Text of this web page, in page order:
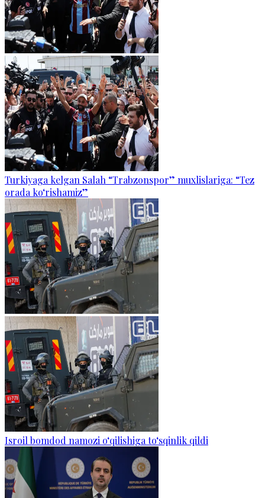
Turkiyaga kelgan Salah “Trabzonspor” muxlislariga: “Tez
orada ko‘rishamiz”
Isroil bomdod namozi o‘qilishiga to‘sqinlik qildi